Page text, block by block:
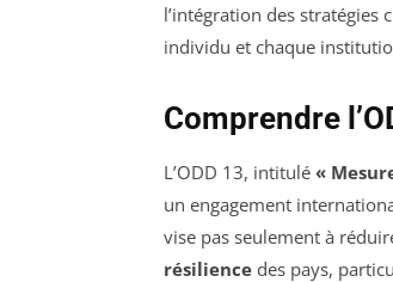
l’intégration des
individu et chaque
Comprendre
L’ODD 13, intitulé «
un engagement
vise pas seulement à
résilience des pays,